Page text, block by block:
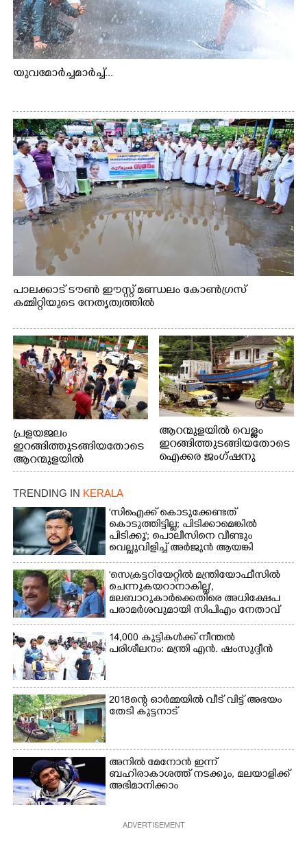
യുവമോർച്ചമാർച്ച്...
പാലക്കാട് ടൗൺ ഈസ്റ്റ് മണ്ഡലം കോൺഗ്രസ്
കമ്മിറ്റിയുടെ നേതൃത്വത്തിൽ
പ്രളയജലം
ഇറങ്ങിത്തുടങ്ങിയതോടെ
ആറന്മുളയിൽ
ഗ്രാമപഞ്ചായത്ത്
പ്രസിഡന്റ് മാരും
അംഗങ്ങളും
രാഷ്ട്രീയപ്രവത്തകരും
അടങ്ങുന്ന സംഘം
റോഡിൽ അടിഞ്ഞ് കൂടിയ
ചെളിയും മണ്ണും മറ്റ്
മാലിന്യങ്ങളും നീക്കം
ചെയ്യുന്നു.
ആറന്മുളയിൽ വെള്ളം
ഇറങ്ങിത്തുടങ്ങിയതോടെ
ഐക്കര ജംഗ്ഷനു
സമീപത്തുനിന്ന്
ബോട്ടുകൾ
തിരികെക്കൊണ്ടുപോകു
ന്നു.
TRENDING IN KERALA
'സിഐക്ക് കൊടുക്കേണ്ടത്
കൊടുത്തിട്ടില്ല; പിടിക്കാമെങ്കിൽ
പിടിക്കൂ'; പൊലീസിനെ വീണ്ടും
വെല്ലുവിളിച്ച് അർജുൻ ആയങ്കി
'സെക്രട്ടറിയേറ്റിൽ മന്ത്രിയോഫീസിൽ
ചെന്നുകയറാനാകില്ല',
മലബാറുകാർക്കെതിരെ അധിക്ഷേപ
പരാമർശവുമായി സിപിഎം നേതാവ്‌
14,000 കുട്ടികൾക്ക് നീന്തൽ
പരിശീലനം: മന്ത്രി എൻ. ഷംസുദ്ദീൻ
2018ന്റെ ഓർമ്മയിൽ വീട് വിട്ട് അഭയം
തേടി കുട്ടനാട്
അനിൽ മേനോൻ ഇന്ന്
ബഹിരാകാശത്ത് നടക്കും, മലയാളിക്ക്
അഭിമാനിക്കാം
ADVERTISEMENT